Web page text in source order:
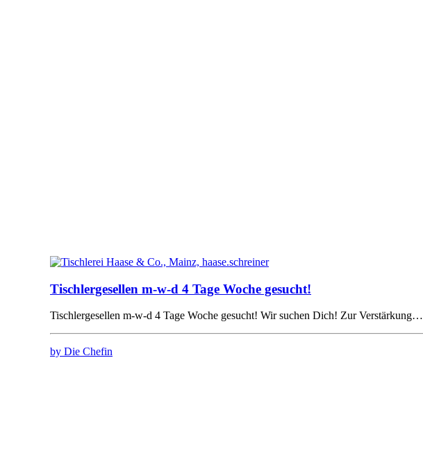
Tischlergesellen m-w-d 4 Tage Woche gesucht!
Tischlergesellen m-w-d 4 Tage Woche gesucht! Wir suchen Dich! Zur Verstärkung…
by Die Chefin